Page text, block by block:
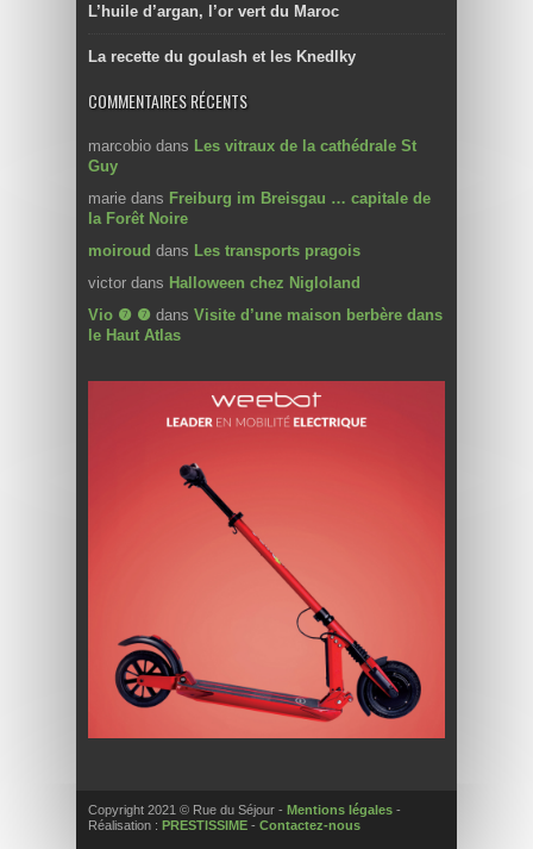
L’huile d’argan, l’or vert du Maroc
La recette du goulash et les Knedlky
COMMENTAIRES RÉCENTS
marcobio dans Les vitraux de la cathédrale St
Guy
marie dans Freiburg im Breisgau … capitale de
la Forêt Noire
moiroud dans Les transports pragois
victor dans Halloween chez Nigloland
Vio ❼ ❼ dans Visite d’une maison berbère dans
le Haut Atlas
Copyright 2021 © Rue du Séjour - Mentions légales -
Réalisation : PRESTISSIME - Contactez-nous